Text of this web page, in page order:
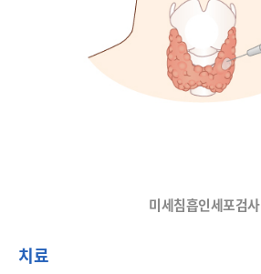
미세침흡인세포검사
치료